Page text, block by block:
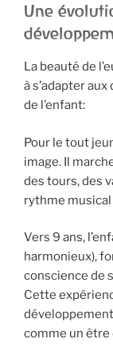
Une
La beauté de
à s’adapter
de l’enfant:
Pour le tout
image. Il
des tours, des
rythme musical
Vers 9 ans,
harmonieux),
conscience de
Cette
comme un être